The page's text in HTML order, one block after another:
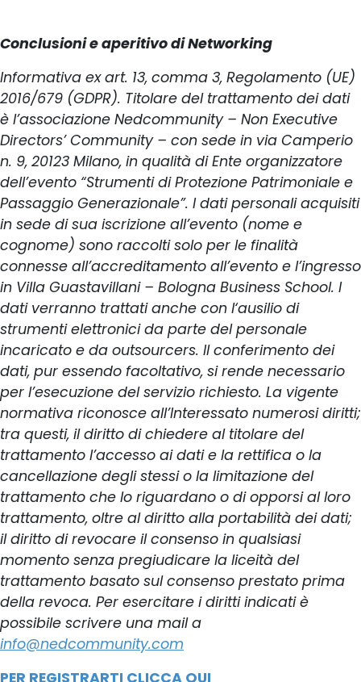
Conclusioni e aperitivo di Networking
Informativa ex art. 13, comma 3, Regolamento (UE)
2016/679 (GDPR). Titolare del trattamento dei dati
è l’associazione Nedcommunity – Non Executive
Directors’ Community – con sede in via Camperio
n. 9, 20123 Milano, in qualità di Ente organizzatore
dell’evento “Strumenti di Protezione Patrimoniale e
Passaggio Generazionale”. I dati personali acquisiti
in sede di sua iscrizione all’evento (nome e
cognome) sono raccolti solo per le finalità
connesse all’accreditamento all’evento e l’ingresso
in Villa Guastavillani – Bologna Business School. I
dati verranno trattati anche con l‘ausilio di
strumenti elettronici da parte del personale
incaricato e da outsourcers. Il conferimento dei
dati, pur essendo facoltativo, si rende necessario
per l’esecuzione del servizio richiesto. La vigente
normativa riconosce all’Interessato numerosi diritti;
tra questi, il diritto di chiedere al titolare del
trattamento l’accesso ai dati e la rettifica o la
cancellazione degli stessi o la limitazione del
trattamento che lo riguardano o di opporsi al loro
trattamento, oltre al diritto alla portabilità dei dati;
il diritto di revocare il consenso in qualsiasi
momento senza pregiudicare la liceità del
trattamento basato sul consenso prestato prima
della revoca. Per esercitare i diritti indicati è
possibile scrivere una mail a
info@nedcommunity.com